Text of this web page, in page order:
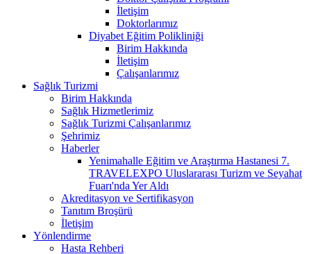
İletişim
Doktorlarımız
Diyabet Eğitim Polikliniği
Birim Hakkında
İletişim
Çalışanlarımız
Sağlık Turizmi
Birim Hakkında
Sağlık Hizmetlerimiz
Sağlık Turizmi Çalışanlarımız
Şehrimiz
Haberler
Yenimahalle Eğitim ve Araştırma Hastanesi 7.
TRAVELEXPO Uluslararası Turizm ve Seyahat
Fuarı'nda Yer Aldı
Akreditasyon ve Sertifikasyon
Tanıtım Broşürü
İletişim
Yönlendirme
Hasta Rehberi